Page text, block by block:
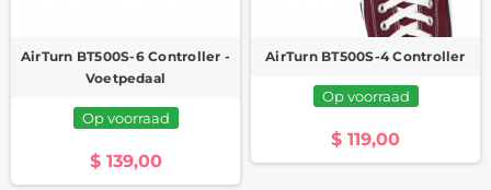
AirTurn BT500S-6 Controller -
Voetpedaal
Op voorraad
$ 139,00
AirTurn BT500S-4 Controller
Op voorraad
$ 119,00